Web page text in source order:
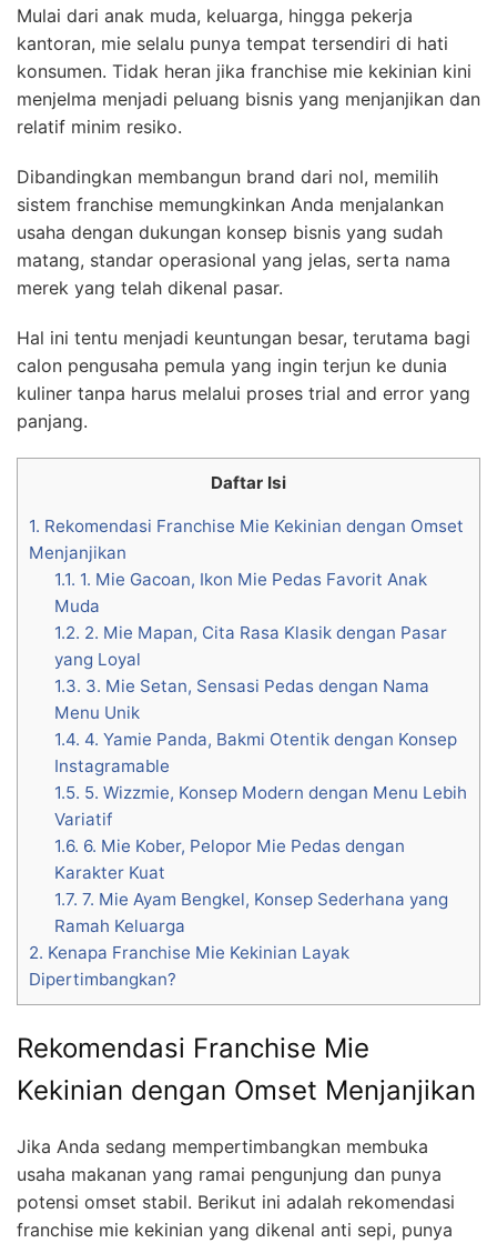
Mulai dari anak muda, keluarga, hingga pekerja
kantoran, mie selalu punya tempat tersendiri di hati
konsumen. Tidak heran jika franchise mie kekinian kini
menjelma menjadi peluang bisnis yang menjanjikan dan
relatif minim resiko.
Dibandingkan membangun brand dari nol, memilih
sistem franchise memungkinkan Anda menjalankan
usaha dengan dukungan konsep bisnis yang sudah
matang, standar operasional yang jelas, serta nama
merek yang telah dikenal pasar.
Hal ini tentu menjadi keuntungan besar, terutama bagi
calon pengusaha pemula yang ingin terjun ke dunia
kuliner tanpa harus melalui proses trial and error yang
panjang.
Daftar Isi
1. Rekomendasi Franchise Mie Kekinian dengan Omset
Menjanjikan
1.1. 1. Mie Gacoan, Ikon Mie Pedas Favorit Anak
Muda
1.2. 2. Mie Mapan, Cita Rasa Klasik dengan Pasar
yang Loyal
1.3. 3. Mie Setan, Sensasi Pedas dengan Nama
Menu Unik
1.4. 4. Yamie Panda, Bakmi Otentik dengan Konsep
Instagramable
1.5. 5. Wizzmie, Konsep Modern dengan Menu Lebih
Variatif
1.6. 6. Mie Kober, Pelopor Mie Pedas dengan
Karakter Kuat
1.7. 7. Mie Ayam Bengkel, Konsep Sederhana yang
Ramah Keluarga
2. Kenapa Franchise Mie Kekinian Layak
Dipertimbangkan?
Rekomendasi Franchise Mie
Kekinian dengan Omset Menjanjikan
Jika Anda sedang mempertimbangkan membuka
usaha makanan yang ramai pengunjung dan punya
potensi omset stabil. Berikut ini adalah rekomendasi
franchise mie kekinian yang dikenal anti sepi, punya